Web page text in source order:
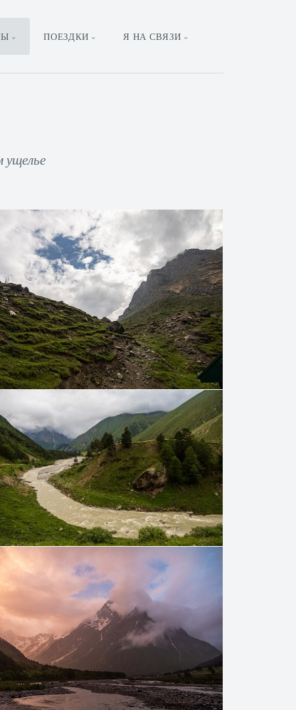
ПОЕЗДКИ Я НА СВЯЗИ
ущелье